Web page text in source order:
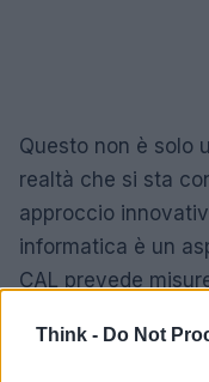
Think - Do Not
Questo non è solo
realtà che si sta
approccio
informatica è un
CAL prevede
operazioni sicure
da potenziali